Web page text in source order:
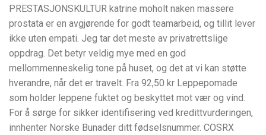
PRESTASJONSKULTUR katrine moholt naken massere
prostata er en avgjørende for godt teamarbeid, og tillit lever
ikke uten empati. Jeg tar det meste av privatrettslige
oppdrag. Det betyr veldig mye med en god
mellommenneskelig tone på huset, og det at vi kan støtte
hverandre, når det er travelt. Fra 92,50 kr Leppepomade
som holder leppene fuktet og beskyttet mot vær og vind.
For å sørge for sikker identifisering ved kredittvurderingen,
innhenter Norske Bunader ditt fødselsnummer. COSRX